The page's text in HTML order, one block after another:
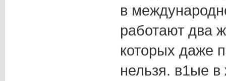
в
работают два
которых даже
нельзя. в1ые в